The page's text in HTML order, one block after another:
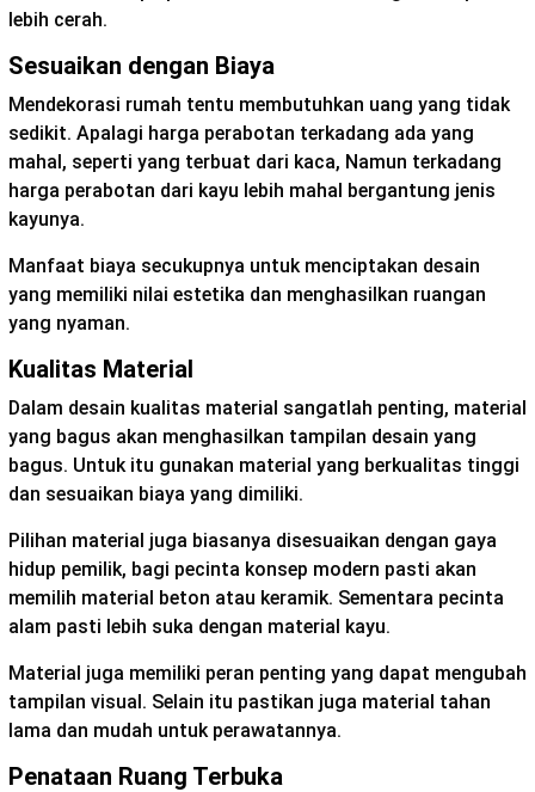
lebih cerah.
Sesuaikan dengan Biaya
Mendekorasi rumah tentu membutuhkan uang yang tidak
sedikit. Apalagi harga perabotan terkadang ada yang
mahal, seperti yang terbuat dari kaca, Namun terkadang
harga perabotan dari kayu lebih mahal bergantung jenis
kayunya.
Manfaat biaya secukupnya untuk menciptakan desain
yang memiliki nilai estetika dan menghasilkan ruangan
yang nyaman.
Kualitas Material
Dalam desain kualitas material sangatlah penting, material
yang bagus akan menghasilkan tampilan desain yang
bagus. Untuk itu gunakan material yang berkualitas tinggi
dan sesuaikan biaya yang dimiliki.
Pilihan material juga biasanya disesuaikan dengan gaya
hidup pemilik, bagi pecinta konsep modern pasti akan
memilih material beton atau keramik. Sementara pecinta
alam pasti lebih suka dengan material kayu.
Material juga memiliki peran penting yang dapat mengubah
tampilan visual. Selain itu pastikan juga material tahan
lama dan mudah untuk perawatannya.
Penataan Ruang Terbuka